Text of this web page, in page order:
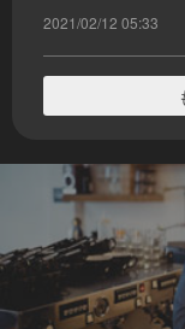
2021/02/12 05:33